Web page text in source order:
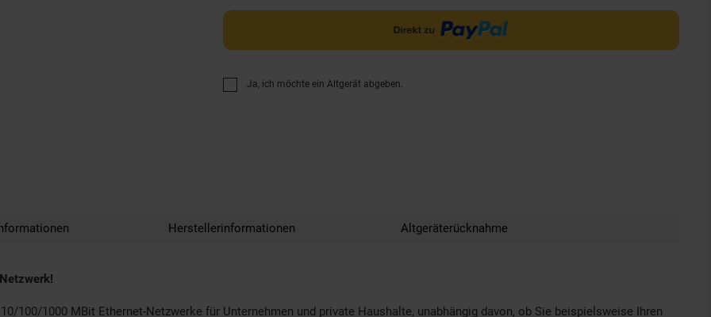
Ja, ich möchte ein Altgerät abgeben.
Herstellerinformationen Altgeräterücknahme
100/1000 MBit Ethernet-Netzwerke für Unternehmen und private Haushalte, unabhängig davon, ob Sie beispielsweise Ihren